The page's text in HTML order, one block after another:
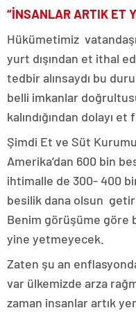
“İNSANLAR ARTIK ET
Hükümetimiz
yurt dışından et ithal
tedbir alınsaydı bu
belli imkanlar
kalındığından dolayı
Şimdi Et ve Süt
Amerika’dan 600 bin
ihtimalle de 300- 400
besilik dana olsun
Benim görüşüme göre
yine yetmeyecek.
Zaten şu an
var ülkemizde arza
zaman insanlar artık